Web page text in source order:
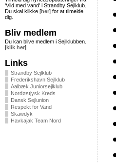
'Vild med vand' i Strandby Sejlklub.
Du skal klikke [her] for at tilmelde
dig.
Bliv medlem
Du kan blive medlem i Sejlklubben.
[klik her]
Links
Strandby Sejlklub
Frederikshavn Sejlklub
Aalbæk Juniorsejlklub
Nordøstjysk Kreds
Dansk Sejlunion
Respekt for Vand
Skawdyk
Havkajak Team Nord